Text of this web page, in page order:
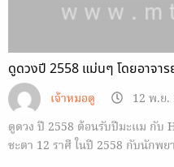
ดูดวงปี 2558 แม่นๆ โดยอาจา
เจ้าหมอดู
12 พ.ย.
ดูดวง ปี 2558 ต้อนรับปีมะแม กับ
ชะตา 12 ราศี ในปี 2558 กับนักพ